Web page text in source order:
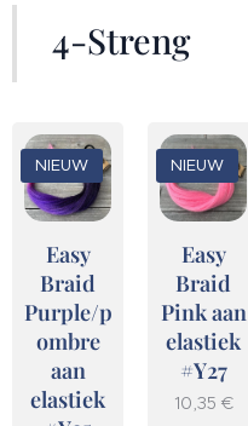
4-Streng
Easy
Braid
Purple/pink
ombre
aan
elastiek
NIEUW
Easy
Braid
Pink aan
elastiek
#Y27
NIEUW
10,35 €